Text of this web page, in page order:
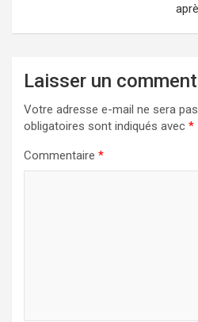
Laisser un
Votre adresse e-mail ne sera
obligatoires sont indiqués avec *
Commentaire *